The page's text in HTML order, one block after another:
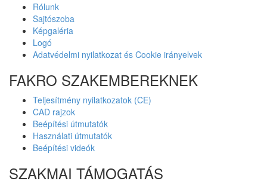
Rólunk
Sajtószoba
Képgaléria
Logó
Adatvédelmi nyilatkozat és Cookie irányelvek
FAKRO SZAKEMBEREKNEK
Teljesítmény nyilatkozatok (CE)
CAD rajzok
Beépítési útmutatók
Használati útmutatók
Beépítési videók
SZAKMAI TÁMOGATÁS